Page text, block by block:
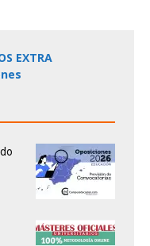
EXTRA